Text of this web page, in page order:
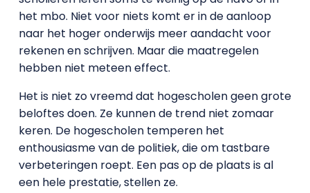
het mbo. Niet voor niets komt er in de aanloop
naar het hoger onderwijs meer aandacht voor
rekenen en schrijven. Maar die maatregelen
hebben niet meteen effect.
Het is niet zo vreemd dat hogescholen geen grote
beloftes doen. Ze kunnen de trend niet zomaar
keren. De hogescholen temperen het
enthousiasme van de politiek, die om tastbare
verbeteringen roept. Een pas op de plaats is al
een hele prestatie, stellen ze.